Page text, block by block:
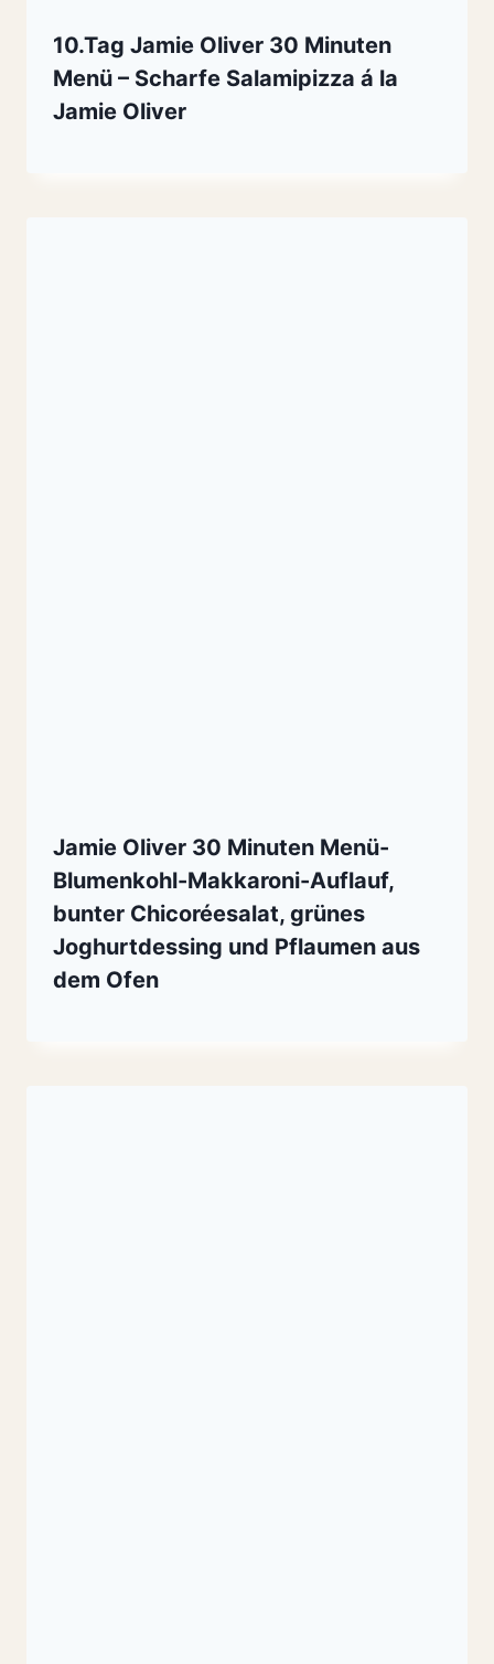
10.Tag Jamie Oliver 30 Minuten
Menü – Scharfe Salamipizza á la
Jamie Oliver
Jamie Oliver 30 Minuten Menü-
Blumenkohl-Makkaroni-Auflauf,
bunter Chicoréesalat, grünes
Joghurtdessing und Pflaumen aus
dem Ofen